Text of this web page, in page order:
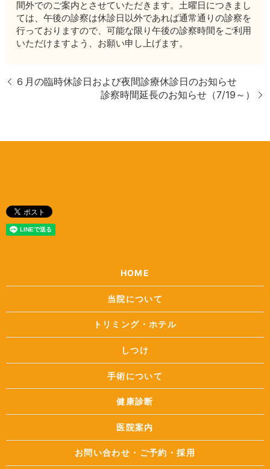
間外でのご案内とさせていただきます。土曜日につきまし
ては、午後の診察は休診日以外であれば通常通りの診察を
行っておりますので、可能な限り午後の診察時間をご利用
いただけますよう、お願い申し上げます。
６月の臨時休診日および夜間診療休診日のお知らせ
診察時間延長のお知らせ（7/19～）
HOME
当院について
トリミング・ホテル
しつけ
手術について
健康診断
医院案内
お問い合わせ・ご予約・採用